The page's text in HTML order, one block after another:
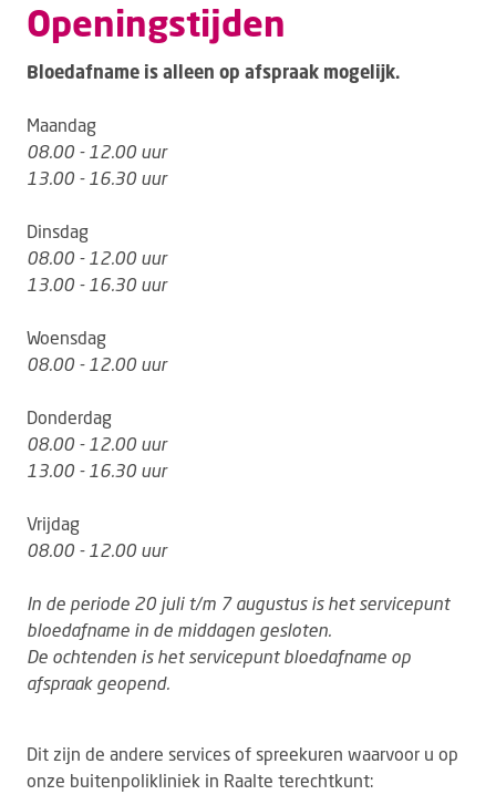
Openingstijden
Bloedafname is alleen op afspraak mogelijk.
Maandag
08.00 - 12.00 uur
13.00 - 16.30 uur
Dinsdag
08.00 - 12.00 uur
13.00 - 16.30 uur
Woensdag
08.00 - 12.00 uur
Donderdag
08.00 - 12.00 uur
13.00 - 16.30 uur
Vrijdag
08.00 - 12.00 uur
In de periode 20 juli t/m 7 augustusis het servicepunt
bloedafname in de middagen gesloten.
De ochtenden is het servicepunt bloedafname op
afspraak geopend.
Dit zijn de andere services of spreekuren waarvoor u op
onze buitenpolikliniek in Raalte terechtkunt: